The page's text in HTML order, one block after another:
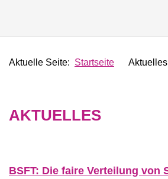
Aktuelle Seite: Startseite Aktuelles
AKTUELLES
BSFT: Die faire Verteilung von